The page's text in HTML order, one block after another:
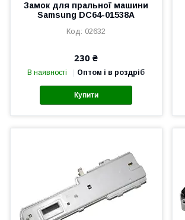
Замок для пральної машини
Samsung DC64-01538A
02632
230 ₴
В наявності Оптом і в роздріб
Купити